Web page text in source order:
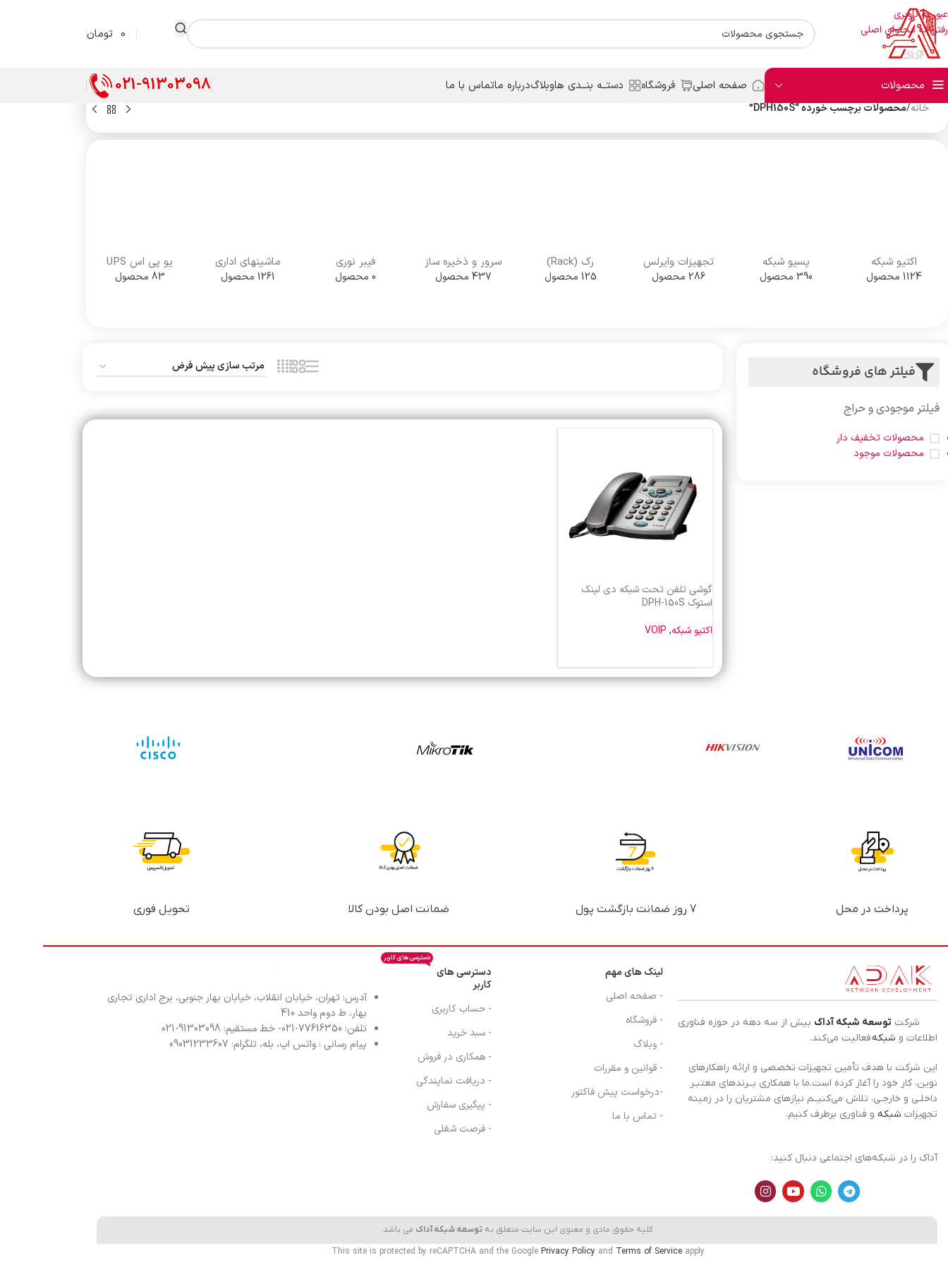
عبور به ناوبری
رفتن به محتوای اصلی
0 تومان
محصولات صفحه اصلی فروشگاه دستــه بنــدی هاوبلاگدرباره ماتماس با ما 021-91303098
خانه/محصولات برچسب خورده “DPH150S”
اکتیو شبکه
1124 محصول
پسیو شبکه
390 محصول
تجهیزات وایرلس
286 محصول
رک (Rack)
125 محصول
سرور و ذخیره ساز
437 محصول
فیبر نوری
0 محصول
ماشینهای اداری
1261 محصول
یو پی اس UPS
83 محصول
فیلتر های فروشگاه
فیلتر موجودی و حراج
محصولات تخفیف دار
محصولات موجود
گوشی تلفن تحت شبکه دی لینک
استوک DPH-150S
اکتیو شبکه,
VOIP
پرداخت در محل 7 روز ضمانت بازگشت پول ضمانت اصل بودن کالا تحویل فوری
شرکت توسعه شبکه آداک بیش از سه دهه در حوزه فناوری
اطلاعات و شبکهفعالیت می‌کند.
این شرکت با هدف تأمین تجهیزات تخصصی و ارائه راهکارهای
نوین، کار خود را آغاز کرده است.ما با همکاری بــرندهای معتبـر
داخلـی و خارجـی، تلاش می‌کنیــم نیازهای مشتریان را در زمینه
تجهیزات شبکه و فناوری برطرف کنیم.
آداک را در شبکه‌های اجتماعی دنبال کنید:
لینک های مهم
- صفحه اصلی
- فروشگاه
- وبلاگ
- قوانین و مقررات
-درخواست پیش فاکتور
- تماس با ما
دسترسی های
کاربر
دسترسی های کاربر
- حساب کاربری
- سبد خرید
- همکاری در فروش
- دریافت نمایندگی
- پیگیری سفارش
- فرصت شغلی
آدرس: تهران، خیابان انقلاب، خیابان بهار جنوبی، برج اداری تجاری
بهار، ط دوم واحد 410
تلفن: 77616350-021- خط مستقیم: 91303098-021
پیام رسانی : واتس اپ، بله، تلگرام: 09031233607
کلیه حقوق مادی و معنوی این سایت متعلق به توسعه شبکه آداک می باشد.
This site is protected by reCAPTCHA and the Google Privacy Policy and Terms of Service apply.